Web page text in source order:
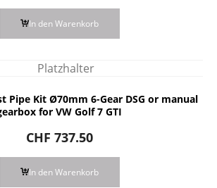
In den Warenkorb
Pipe Kit Ø70mm 6-Gear DSG or manual
for VW Golf 7 GTI
CHF 737.50
In den Warenkorb